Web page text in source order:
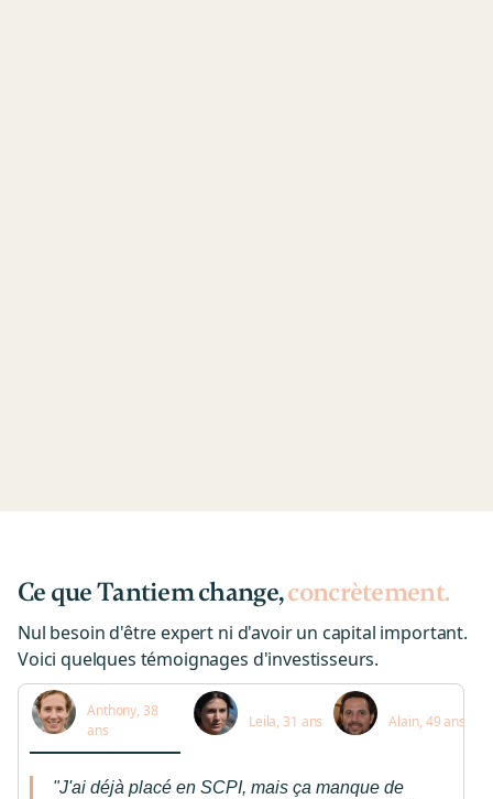
Ce que Tantiem change,concrètement.
Nul besoin d'être expert ni d'avoir un capital important.
Voici quelques témoignages d'investisseurs.
Anthony, 38
ans
Leila, 31 ans Alain, 49 ans
"J'ai déjà placé en SCPI, mais ça manque de